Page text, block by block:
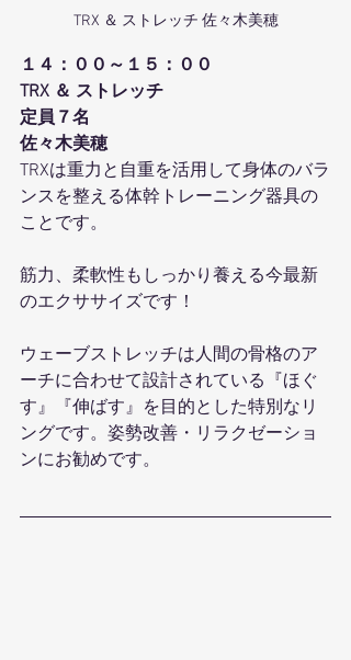
TRX ＆ ストレッチ 佐々木美穂
１４：００～１５：００
TRX ＆ ストレッチ
定員７名
佐々木美穂
TRXは重力と自重を活用して身体のバラ
ンスを整える体幹トレーニング器具の
ことです。
筋力、柔軟性もしっかり養える今最新
のエクササイズです！
ウェーブストレッチは人間の骨格のア
ーチに合わせて設計されている『ほぐ
す』『伸ばす』を目的とした特別なリ
ングです。姿勢改善・リラクゼーショ
ンにお勧めです。